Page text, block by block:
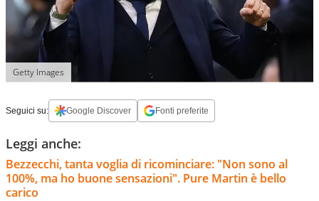
Getty Images
Seguici su: Google Discover Fonti preferite
Leggi anche:
Bezzecchi, tanta voglia di ricominciare: "Non sono al
100%, ma ho buone sensazioni". Pure Martin è bello
carico